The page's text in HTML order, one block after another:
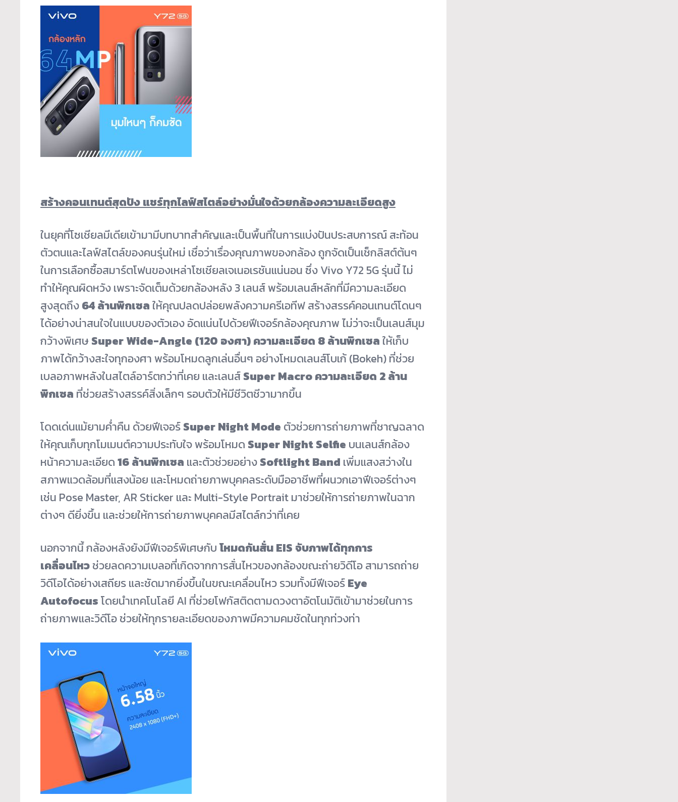
สร้างคอนเทนต์สุดปัง แชร์ทุกไลฟ์สไตล์อย่างมั่นใจด้วยกล้องความละเอียดสูง
ในยุคที่โซเชียลมีเดียเข้ามามีบทบาทสำคัญและเป็นพื้นที่ในการแบ่งปันประสบการณ์ สะท้อน
ตัวตนและไลฟ์สไตล์ของคนรุ่นใหม่ เชื่อว่าเรื่องคุณภาพของกล้อง ถูกจัดเป็นเช็กลิสต์ต้นๆ
ในการเลือกซื้อสมาร์ตโฟนของเหล่าโซเชียลเจเนอเรชันแน่นอน ซึ่ง Vivo Y72 5G รุ่นนี้ ไม่
ทำให้คุณผิดหวัง เพราะจัดเต็มด้วยกล้องหลัง 3 เลนส์ พร้อมเลนส์หลักที่มีความละเอียด
สูงสุดถึง64 ล้านพิกเซลให้คุณปลดปล่อยพลังความครีเอทีฟ สร้างสรรค์คอนเทนต์โดนๆ
ได้อย่างน่าสนใจในแบบของตัวเอง อัดแน่นไปด้วยฟีเจอร์กล้องคุณภาพ ไม่ว่าจะเป็นเลนส์มุม
กว้างพิเศษSuper Wide-Angle (120 องศา)ความละเอียด 8 ล้านพิกเซลให้เก็บ
ภาพได้กว้างสะใจทุกองศา พร้อมโหมดลูกเล่นอื่นๆ อย่างโหมดเลนส์โบเก้ (Bokeh) ที่ช่วย
เบลอภาพหลังในสไตล์อาร์ตกว่าที่เคย และเลนส์Super Macro ความละเอียด 2 ล้าน
พิกเซล ที่ช่วยสร้างสรรค์สิ่งเล็กๆ รอบตัวให้มีชีวิตชีวามากขึ้น
โดดเด่นแม้ยามค่ำคืน ด้วยฟีเจอร์Super Night Mode ตัวช่วยการถ่ายภาพที่ชาญฉลาด
ให้คุณเก็บทุกโมเมนต์ความประทับใจ พร้อมโหมด Super Night Selfie บนเลนส์กล้อง
หน้าความละเอียด16 ล้านพิกเซล และตัวช่วยอย่างSoftlight Band เพิ่มแสงสว่างใน
สภาพแวดล้อมที่แสงน้อย และโหมดถ่ายภาพบุคคลระดับมืออาชีพที่ผนวกเอาฟีเจอร์ต่างๆ
เช่น Pose Master, AR Sticker และ Multi-Style Portrait มาช่วยให้การถ่ายภาพในฉาก
ต่างๆ ดียิ่งขึ้น และช่วยให้การถ่ายภาพบุคคลมีสไตล์กว่าที่เคย
นอกจากนี้ กล้องหลังยังมีฟีเจอร์พิเศษกับโหมดกันสั่นEIS จับภาพได้ทุกการ
เคลื่อนไหวช่วยลดความเบลอที่เกิดจากการสั่นไหวของกล้องขณะถ่ายวิดีโอ สามารถถ่าย
วิดีโอได้อย่างเสถียร และชัดมากยิ่งขึ้นในขณะเคลื่อนไหว รวมทั้งมีฟีเจอร์Eye
Autofocusโดยนำเทคโนโลยี AI ที่ช่วยโฟกัสติดตามดวงตาอัตโนมัติเข้ามาช่วยในการ
ถ่ายภาพและวิดีโอ ช่วยให้ทุกรายละเอียดของภาพมีความคมชัดในทุกท่วงท่า